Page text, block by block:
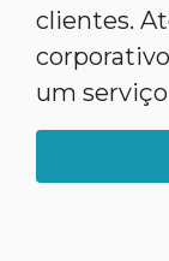
clientes.
um